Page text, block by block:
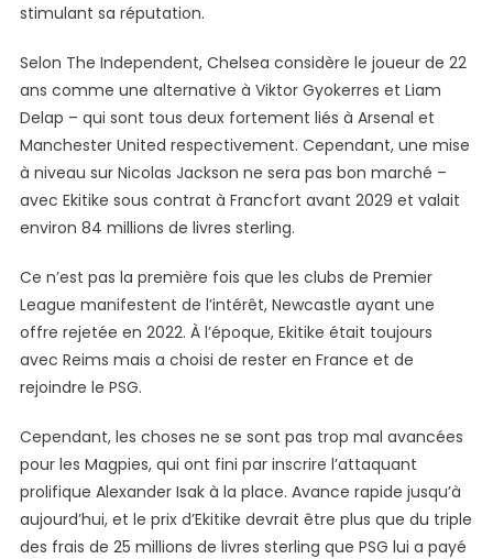
stimulant sa réputation.
Selon The Independent, Chelsea considère le joueur de 22
ans comme une alternative à Viktor Gyokerres et Liam
Delap – qui sont tous deux fortement liés à Arsenal et
Manchester United respectivement. Cependant, une mise
à niveau sur Nicolas Jackson ne sera pas bon marché –
avec Ekitike sous contrat à Francfort avant 2029 et valait
environ 84 millions de livres sterling.
Ce n’est pas la première fois que les clubs de Premier
League manifestent de l’intérêt, Newcastle ayant une
offre rejetée en 2022. À l’époque, Ekitike était toujours
avec Reims mais a choisi de rester en France et de
rejoindre le PSG.
Cependant, les choses ne se sont pas trop mal avancées
pour les Magpies, qui ont fini par inscrire l’attaquant
prolifique Alexander Isak à la place. Avance rapide jusqu’à
aujourd’hui, et le prix d’Ekitike devrait être plus que du triple
des frais de 25 millions de livres sterling que PSG lui a payé